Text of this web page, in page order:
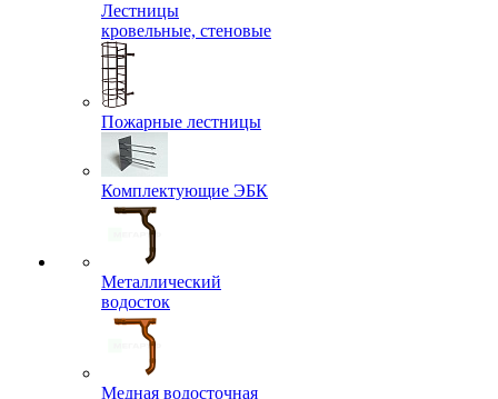
Лестницы
кровельные, стеновые
Пожарные лестницы
Комплектующие ЭБК
Металлический
водосток
Медная водосточная